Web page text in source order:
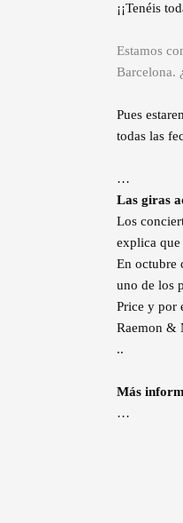
¡¡Tenéis
Estamos
Barcelona.
Pues
todas las
…
Las giras
Los
explica que
En octubre
uno de los
Price y por
Raemon &
..
Más
…